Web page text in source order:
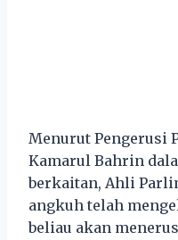
Menurut Pengerusi
Kamarul Bahrin
berkaitan, Ahli
angkuh telah
beliau akan